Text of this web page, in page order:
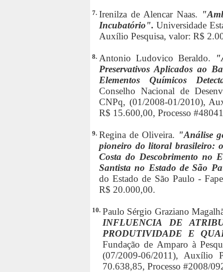
7. Irenilza de Alencar Naas.
Incubatório".Universidade
Auxílio Pesquisa, valor: R$
8. Antonio Ludovico Beraldo.
Preservativos Aplicados ao
Elementos Químicos
Conselho Nacional de
CNPq, (01/2008-01/2010),
R$ 15.600,00, Processo
9. Regina de Oliveira. "Análise
pioneiro do litoral brasileiro:
Costa do Descobrimento no
Santista no Estado de São
do Estado de São Paulo -
R$ 20.000,00.
10. Paulo Sérgio Graziano
INFLUENCIA DE
PRODUTIVIDADE E
Fundação de Amparo à
(07/2009-06/2011), Auxílio
70.638,85, Processo #2008/